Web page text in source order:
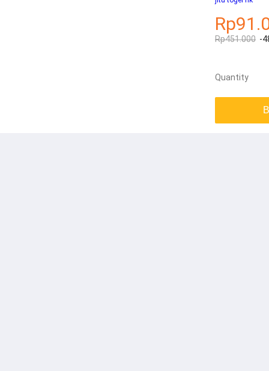
Rp451.000 -
Quantity